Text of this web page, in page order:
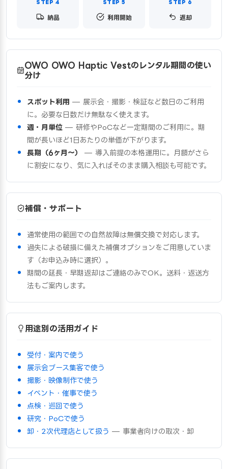
納品 利用開始 返却
OWO OWO Haptic Vestのレンタル期間の使い
分け
スポット利用 — 展示会・撮影・検証など数日のご利用
に。必要な日数だけ無駄なく使えます。
週・月単位 — 研修やPoCなど一定期間のご利用に。期
間が長いほど1日あたりの単価が下がります。
長期（6ヶ月〜）
— 導入前提の本格運用に。月額がさら
に割安になり、気に入ればそのまま購入相談も可能です。
補償・サポート
通常使用の範囲での自然故障は無償交換で対応します。
過失による破損に備えた補償オプションをご用意していま
す（お申込み時に選択）。
期間の延長・早期返却はご連絡のみでOK。送料・返送方
法もご案内します。
用途別の活用ガイド
受付・案内で使う
展示会ブース集客で使う
撮影・映像制作で使う
イベント・催事で使う
点検・巡回で使う
研究・PoCで使う
卸・2次代理店として扱う — 事業者向けの取次・卸